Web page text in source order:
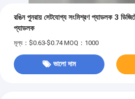
রঙিন পুনরায় সেটযোগ্য সংমিশ্রণ প্যাডলক 3
প্যাডলক
মূল্য：$0.63-$0.74 MOQ：1000
ভালো দাম